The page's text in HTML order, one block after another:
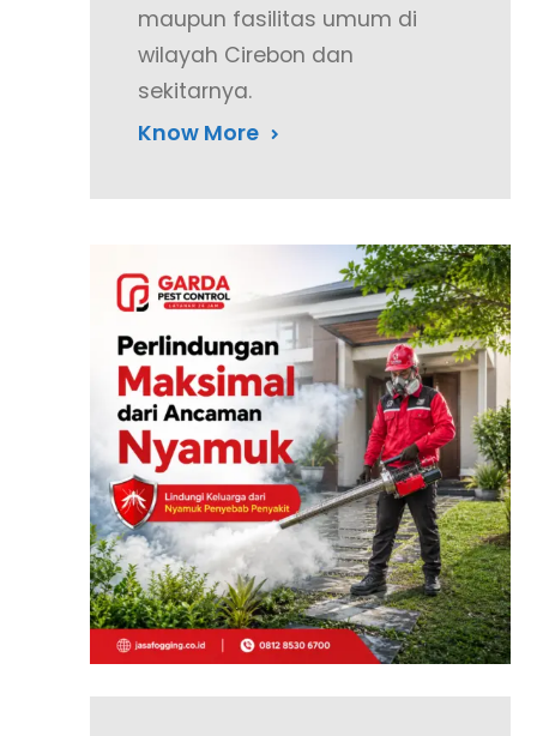
maupun fasilitas umum di
wilayah Cirebon dan
sekitarnya.
Know More